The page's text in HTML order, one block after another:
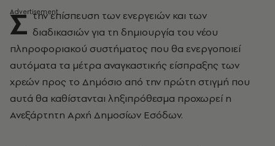
Σ την επίσπευση των ενεργειών και των
διαδικασιών για τη δημιουργία του νέου
πληροφοριακού συστήματος που θα ενεργοποιεί
αυτόματα τα μέτρα αναγκαστικής είσπραξης των
χρεών προς το Δημόσιο από την πρώτη στιγμή που
αυτά θα καθίστανται ληξιπρόθεσμα προχωρεί η
Ανεξάρτητη Αρχή Δημοσίων Εσόδων.